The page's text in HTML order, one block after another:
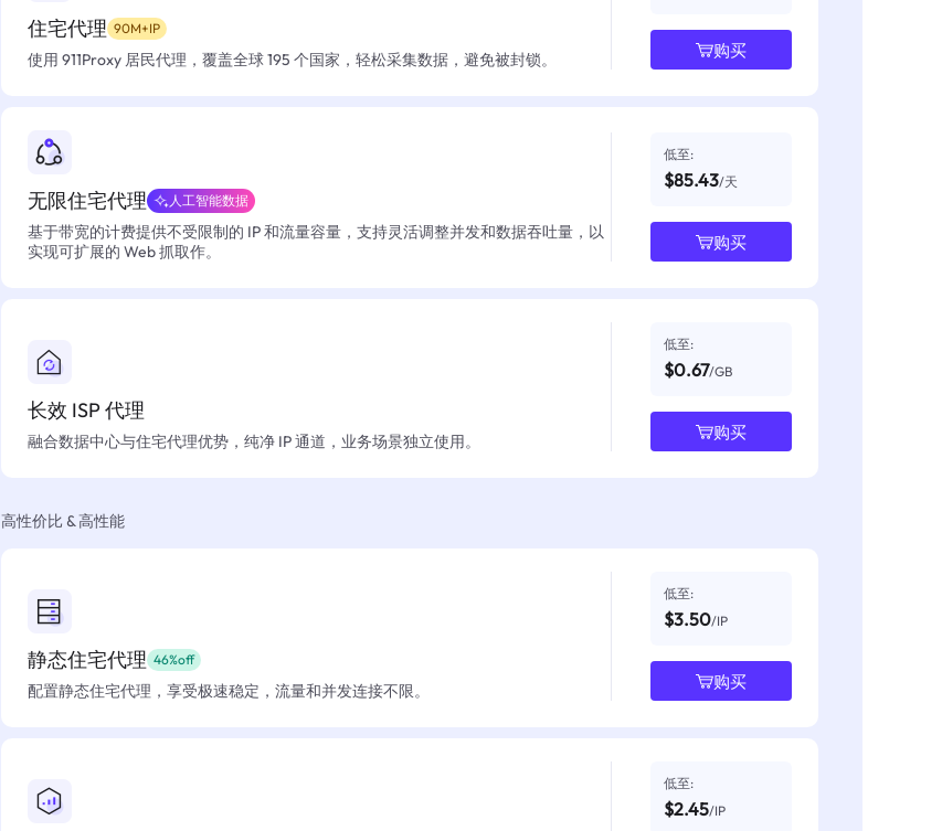
住宅代理 90M+IP
使用 911Proxy 居民代理，覆盖全球 195 个国家，轻松采集数据，避免被封锁。 购买
无限住宅代理 人工智能数据
基于带宽的计费提供不受限制的 IP 和流量容量，支持灵活调整并发和数据吞吐量，以
实现可扩展的 Web 抓取作。
低至:
$85.43/天
购买
长效 ISP 代理
融合数据中心与住宅代理优势，纯净 IP 通道，业务场景独立使用。
低至:
$0.67/GB
购买
高性价比 & 高性能
静态住宅代理 46%off
配置静态住宅代理，享受极速稳定，流量和并发连接不限。
低至:
$3.50/IP
购买
低至:
$2.45/IP